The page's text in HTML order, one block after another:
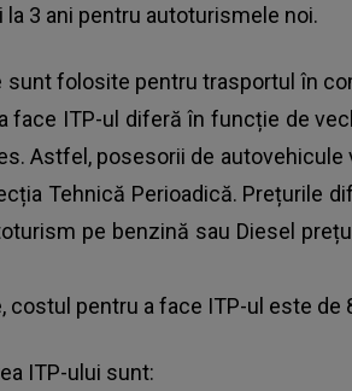
3 ani pentru autoturismele noi.
folosite pentru trasportul în
face ITP-ul diferă în funcție de
Astfel, posesorii de autovehicule
Tehnică Perioadică. Prețurile
pe benzină sau Diesel
pentru a face ITP-ul este de
ITP-ului sunt: